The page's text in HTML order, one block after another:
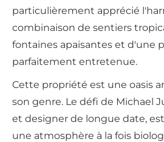
particulièrement apprécié
combinaison de sentiers
fontaines apaisantes et d'une
parfaitement entretenue.
Cette propriété est une oasis
son genre. Le défi de Michael
et designer de longue date,
une atmosphère à la fois